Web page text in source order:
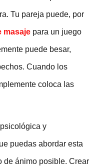
Tu pareja puede, por
masaje para un juego
puede besar,
Cuando los
coloca las
y
puedas abordar esta
de ánimo posible. Crear